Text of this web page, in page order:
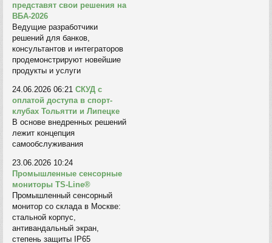
представят свои решения на
ВБА-2026
Ведущие разработчики
решений для банков,
консультантов и интеграторов
продемонстрируют новейшие
продукты и услуги
24.06.2026 06:21 СКУД с
оплатой доступа в спорт-
клубах Тольятти и Липецке
В основе внедренных решений
лежит концепция
cамообслуживания
23.06.2026 10:24
Промышленные сенсорные
мониторы TS-Line®
Промышленный сенсорный
монитор со склада в Москве:
стальной корпус,
антивандальный экран,
степень защиты IP65